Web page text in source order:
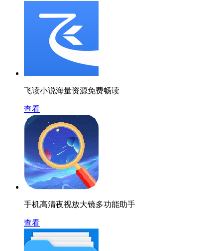
飞读小说海量资源免费畅读
查看
手机高清夜视放大镜多功能助手
查看